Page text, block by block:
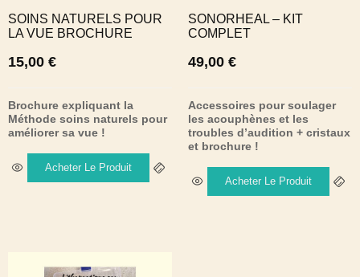
SOINS NATURELS POUR
LA VUE BROCHURE
15,00 €
Brochure expliquant la
Méthode soins naturels pour
améliorer sa vue !
Acheter Le Produit
SONORHEAL – KIT
COMPLET
49,00 €
Accessoires pour soulager
les acouphènes et les
troubles d’audition + cristaux
et brochure !
Acheter Le Produit